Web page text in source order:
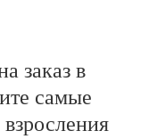
заказ в
самые